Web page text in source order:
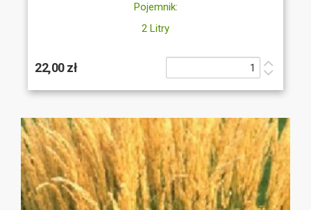
Pojemnik:
2 Litry
22,00 zł